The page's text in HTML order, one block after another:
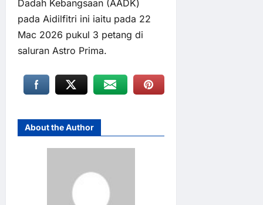
Dadah Kebangsaan (AADK)
pada Aidilfitri ini iaitu pada 22
Mac 2026 pukul 3 petang di
saluran Astro Prima.
About the Author